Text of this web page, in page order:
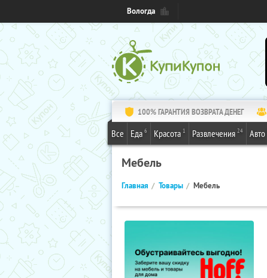
Вологда
100% ГАРАНТИЯ ВОЗВРАТА ДЕНЕГ
Все Еда 6 Красота 1 Развлечения 24 Авто
Мебель
Главная Товары Мебель